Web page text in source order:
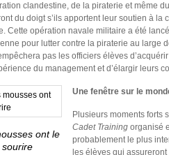
clandestine, de la piraterie et même
du doigt s’ils apportent leur soutien à la
Cette opération navale militaire a été
pour lutter contre la piraterie au large
pas les officiers élèves
du management et d’élargir leurs
ont le
sourire
Une fenêtre sur le
Plusieurs moments forts
Cadet Training organisé
probablement le plus
les élèves qui